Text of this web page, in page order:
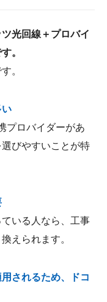
光回線＋プロバイ
。
。
い
プロバイダーがあ
びやすいことが特
いる人なら、工事
えられます。
されるため、ドコ